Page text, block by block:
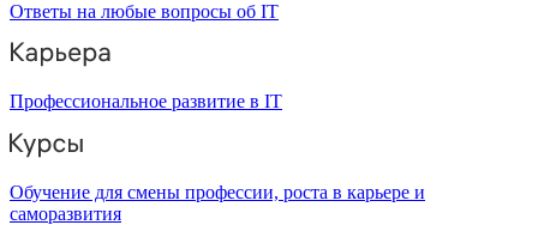
Ответы на любые вопросы об IT
Профессиональное развитие в IT
Обучение для смены профессии, роста в карьере и
саморазвития